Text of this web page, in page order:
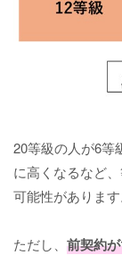
20等級の人が6等
に高くなるなど
可能性があります
ただし、 前契約